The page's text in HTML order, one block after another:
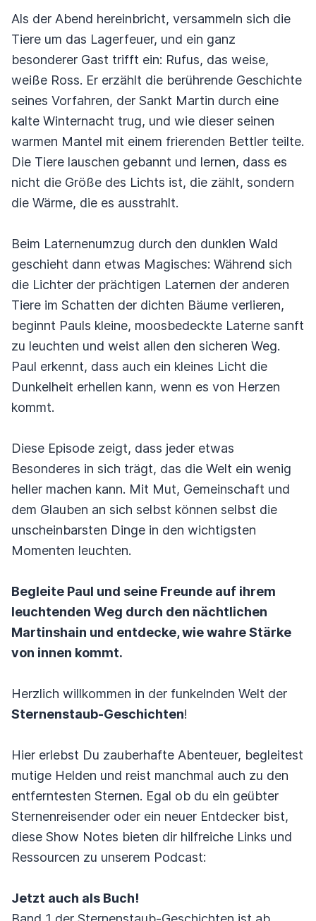
Als der Abend hereinbricht, versammeln sich die
Tiere um das Lagerfeuer, und ein ganz
besonderer Gast trifft ein: Rufus, das weise,
weiße Ross. Er erzählt die berührende Geschichte
seines Vorfahren, der Sankt Martin durch eine
kalte Winternacht trug, und wie dieser seinen
warmen Mantel mit einem frierenden Bettler teilte.
Die Tiere lauschen gebannt und lernen, dass es
nicht die Größe des Lichts ist, die zählt, sondern
die Wärme, die es ausstrahlt.
Beim Laternenumzug durch den dunklen Wald
geschieht dann etwas Magisches: Während sich
die Lichter der prächtigen Laternen der anderen
Tiere im Schatten der dichten Bäume verlieren,
beginnt Pauls kleine, moosbedeckte Laterne sanft
zu leuchten und weist allen den sicheren Weg.
Paul erkennt, dass auch ein kleines Licht die
Dunkelheit erhellen kann, wenn es von Herzen
kommt.
Diese Episode zeigt, dass jeder etwas
Besonderes in sich trägt, das die Welt ein wenig
heller machen kann. Mit Mut, Gemeinschaft und
dem Glauben an sich selbst können selbst die
unscheinbarsten Dinge in den wichtigsten
Momenten leuchten.
Begleite Paul und seine Freunde auf ihrem
leuchtenden Weg durch den nächtlichen
Martinshain und entdecke, wie wahre Stärke
von innen kommt.
Herzlich willkommen in der funkelnden Welt der
Sternenstaub-Geschichten!
Hier erlebst Du zauberhafte Abenteuer, begleitest
mutige Helden und reist manchmal auch zu den
entferntesten Sternen. Egal ob du ein geübter
Sternenreisender oder ein neuer Entdecker bist,
diese Show Notes bieten dir hilfreiche Links und
Ressourcen zu unserem Podcast:
Jetzt auch als Buch!